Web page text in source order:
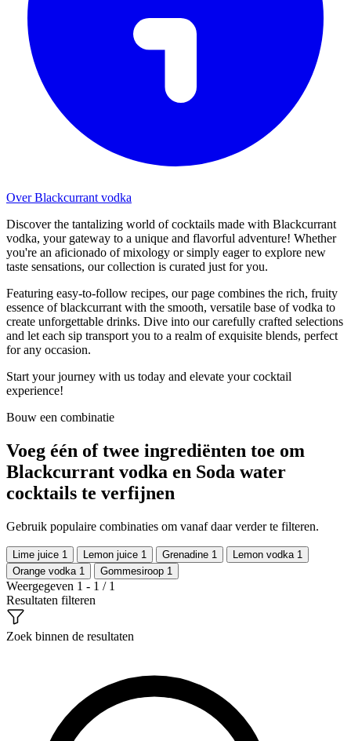
Over Blackcurrant vodka
Discover the tantalizing world of cocktails made with Blackcurrant
vodka, your gateway to a unique and flavorful adventure! Whether
you're an aficionado of mixology or simply eager to explore new
taste sensations, our collection is curated just for you.
Featuring easy-to-follow recipes, our page combines the rich, fruity
essence of blackcurrant with the smooth, versatile base of vodka to
create unforgettable drinks. Dive into our carefully crafted selections
and let each sip transport you to a realm of exquisite blends, perfect
for any occasion.
Start your journey with us today and elevate your cocktail
experience!
Bouw een combinatie
Voeg één of twee ingrediënten toe om
Blackcurrant vodka en Soda water
cocktails te verfijnen
Gebruik populaire combinaties om vanaf daar verder te filteren.
Lime juice 1 Lemon juice 1 Grenadine 1 Lemon vodka 1
Orange vodka 1 Gommesiroop 1
Weergegeven 1 - 1 / 1
Resultaten filteren
Zoek binnen de resultaten